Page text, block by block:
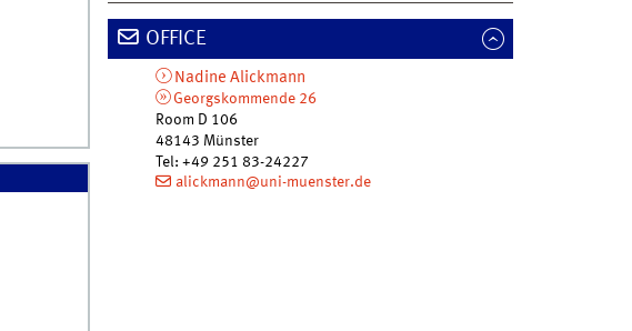
OFFICE
Nadine Alickmann
Georgskommende 26
Room D 106
48143 Münster
Tel:+49 251 83-24227
alickmann@uni-muenster.de